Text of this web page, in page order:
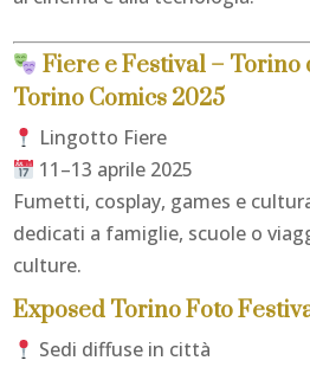
Fiere e Festival – Torino
Torino Comics 2025
Lingotto Fiere
11–13 aprile 2025
Fumetti, cosplay, games e
dedicati a famiglie, scuole o
culture.
Exposed Torino Foto
Sedi diffuse in città